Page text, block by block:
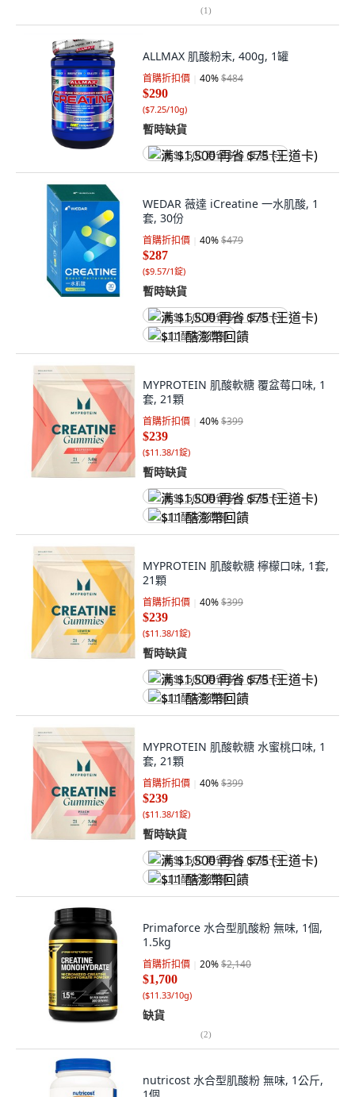
(1)
ALLMAX 肌酸粉末, 400g, 1罐
首購折扣價 40%$484
$290
($7.25/10g)
暫時缺貨
满 $1,500 再省 $75 (王道卡)
WEDAR 薇達 iCreatine 一水肌酸, 1
套, 30份
首購折扣價 40%$479
$287
($9.57/1錠)
暫時缺貨
满 $1,500 再省 $75 (王道卡)
$11 酷澎幣回饋
MYPROTEIN 肌酸軟糖 覆盆莓口味, 1
套, 21顆
首購折扣價 40%$399
$239
($11.38/1錠)
暫時缺貨
满 $1,500 再省 $75 (王道卡)
$11 酷澎幣回饋
MYPROTEIN 肌酸軟糖 檸檬口味, 1套,
21顆
首購折扣價 40%$399
$239
($11.38/1錠)
暫時缺貨
满 $1,500 再省 $75 (王道卡)
$11 酷澎幣回饋
MYPROTEIN 肌酸軟糖 水蜜桃口味, 1
套, 21顆
首購折扣價 40%$399
$239
($11.38/1錠)
暫時缺貨
满 $1,500 再省 $75 (王道卡)
$11 酷澎幣回饋
Primaforce 水合型肌酸粉 無味, 1個,
1.5kg
首購折扣價 20%$2,140
$1,700
($11.33/10g)
缺貨
(2)
nutricost 水合型肌酸粉 無味, 1公斤,